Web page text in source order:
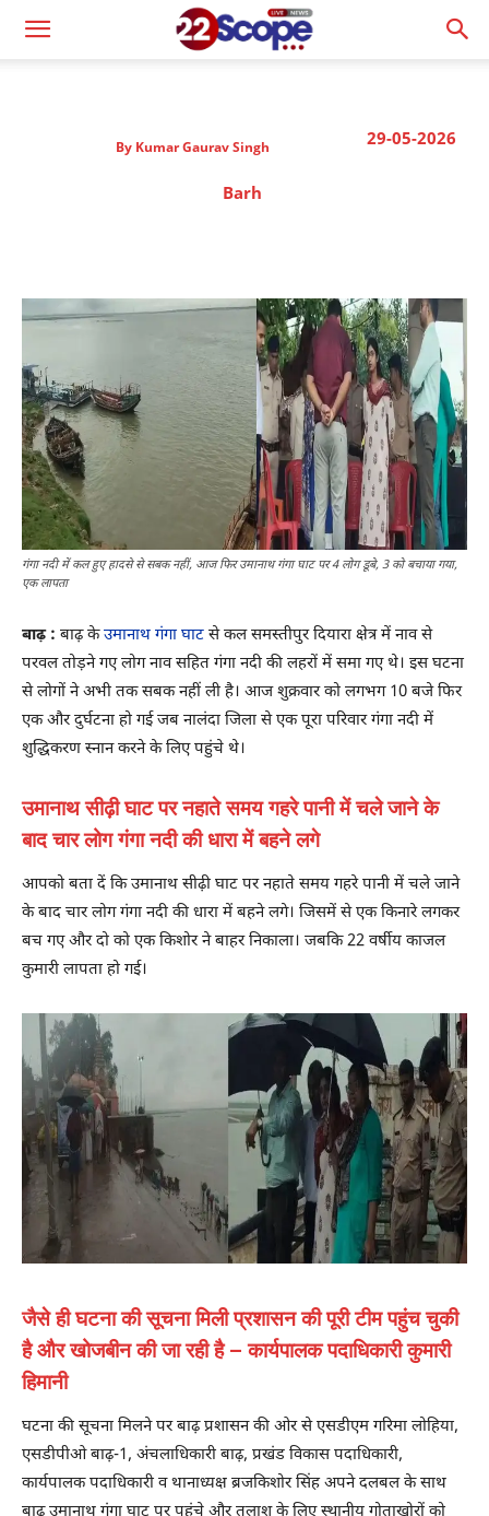
29-05-2026
By Kumar Gaurav Singh
Barh
गंगा नदी में कल हुए हादसे से सबक नहीं, आज फिर उमानाथ गंगा घाट पर 4 लोग डूबे, 3 को बचाया गया,
एक लापता
बाढ़ : बाढ़ केउमानाथ गंगा घाट से कल समस्तीपुर दियारा क्षेत्र में नाव से
परवल तोड़ने गए लोग नाव सहित गंगा नदी की लहरों में समा गए थे। इस घटना
से लोगों ने अभी तक सबक नहीं ली है। आज शुक्रवार को लगभग 10 बजे फिर
एक और दुर्घटना हो गई जब नालंदा जिला से एक पूरा परिवार गंगा नदी में
शुद्धिकरण स्नान करने के लिए पहुंचे थे।
उमानाथ सीढ़ी घाट पर नहाते समय गहरे पानी में चले जाने के
बाद चार लोग गंगा नदी की धारा में बहने लगे
आपको बता दें कि उमानाथ सीढ़ी घाट पर नहाते समय गहरे पानी में चले जाने
के बाद चार लोग गंगा नदी की धारा में बहने लगे। जिसमें से एक किनारे लगकर
बच गए और दो को एक किशोर ने बाहर निकाला। जबकि 22 वर्षीय काजल
कुमारी लापता हो गई।
जैसे ही घटना की सूचना मिली प्रशासन की पूरी टीम पहुंच चुकी
है और खोजबीन की जा रही है – कार्यपालक पदाधिकारी कुमारी
हिमानी
घटना की सूचना मिलने पर बाढ़ प्रशासन की ओर से एसडीएम गरिमा लोहिया,
एसडीपीओ बाढ़-1, अंचलाधिकारी बाढ़, प्रखंड विकास पदाधिकारी,
कार्यपालक पदाधिकारी व थानाध्यक्ष ब्रजकिशोर सिंह अपने दलबल के साथ